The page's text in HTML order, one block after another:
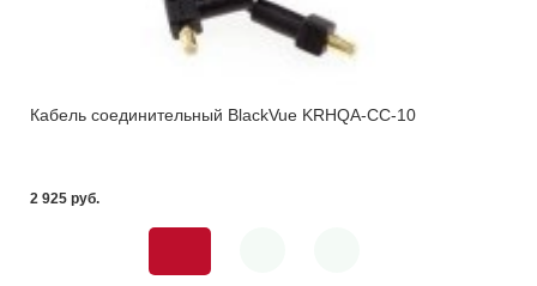
Кабель соединительный BlackVue KRHQA-CC-10
2 925 pуб.